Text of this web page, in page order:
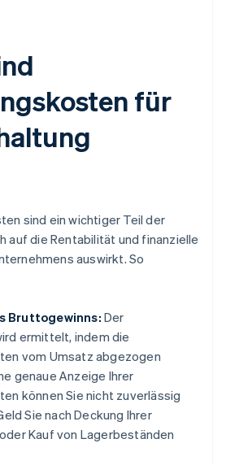
für
sind ein wichtiger Teil der
auf die Rentabilität und finanzielle
auswirkt. So
Bruttogewinns: Der
ermittelt, indem die
vom Umsatz abgezogen
genaue Anzeige Ihrer
können Sie nicht zuverlässig
Sie nach Deckung Ihrer
Kauf von Lagerbeständen